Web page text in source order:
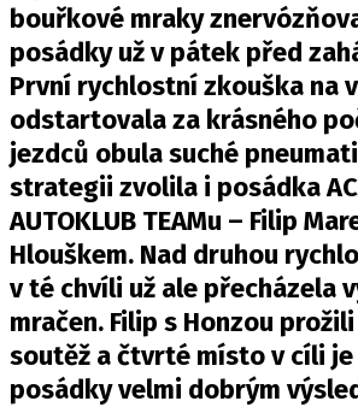
TISKOVKY
ROZHOVORY
DAKAR
Z DOMOVA
ZE SVĚTA
MOTORSPORT
PIT LANE
ČEŠI V AKCI
FIA CEZ & POHÁRY
MEZINÁRODNÍ SCÉNA
bouřkové mraky
posádky už v pátek před
První rychlostní zkouška na
odstartovala za krásného
jezdců obula suché
strategii zvolila i posádka
AUTOKLUB TEAMu – Filip
Hlouškem. Nad druhou
v té chvíli už ale přecházela
mračen. Filip s Honzou
soutěž a čtvrté místo v cíli
posádky velmi dobrým